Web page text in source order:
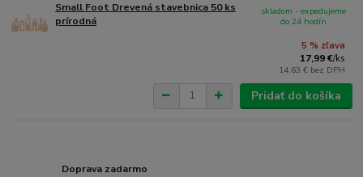
Small Foot Drevená stavebnica 50 ks
prírodná
5 % zľava
17,99 €/ks
14,63 € bez DPH
skladom - expedujeme
do 24 hodín
Pridať do košíka
Doprava zadarmo